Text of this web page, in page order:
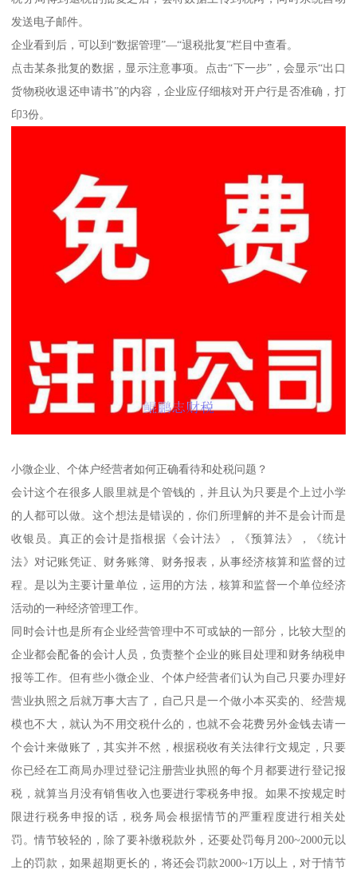
发送电子邮件。
企业看到后，可以到“数据管理”―“退税批复”栏目中查看。
点击某条批复的数据，显示注意事项。点击“下一步”，会显示“出口
货物税收退还申请书”的内容，企业应仔细核对开户行是否准确，打
印3份。
小微企业、个体户经营者如何正确看待和处税问题？
会计这个在很多人眼里就是个管钱的，并且认为只要是个上过小学
的人都可以做。这个想法是错误的，你们所理解的并不是会计而是
收银员。真正的会计是指根据《会计法》，《预算法》，《统计
法》对记账凭证、财务账簿、财务报表，从事经济核算和监督的过
程。是以为主要计量单位，运用的方法，核算和监督一个单位经济
活动的一种经济管理工作。
同时会计也是所有企业经营管理中不可或缺的一部分，比较大型的
企业都会配备的会计人员，负责整个企业的账目处理和财务纳税申
报等工作。但有些小微企业、个体户经营者们认为自己只要办理好
营业执照之后就万事大吉了，自己只是一个做小本买卖的、经营规
模也不大，就认为不用交税什么的，也就不会花费另外金钱去请一
个会计来做账了，其实并不然，根据税收有关法律行文规定，只要
你已经在工商局办理过登记注册营业执照的每个月都要进行登记报
税，就算当月没有销售收入也要进行零税务申报。如果不按规定时
限进行税务申报的话，税务局会根据情节的严重程度进行相关处
罚。情节较轻的，除了要补缴税款外，还要处罚每月200~2000元以
上的罚款，如果超期更长的，将还会罚款2000~1万以上，对于情节